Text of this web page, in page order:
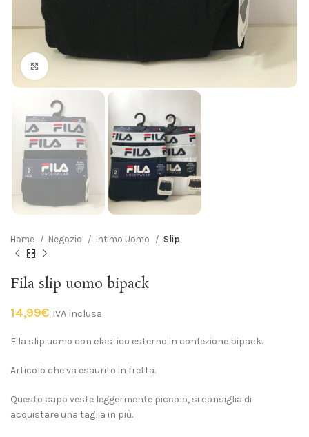
Click to enlarge
Home Negozio Intimo Uomo Slip
Fila slip uomo bipack
14,99€ IVA inclusa
Fila slip uomo con elastico esterno in confezione bipack.
Articolo che va esaurito in fretta.
Questo capo veste leggermente piccolo, si consiglia di
acquistare una taglia in più.